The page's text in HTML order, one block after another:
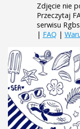
Zdjęcie nie
Przeczytaj
serwisu
| FAQ |